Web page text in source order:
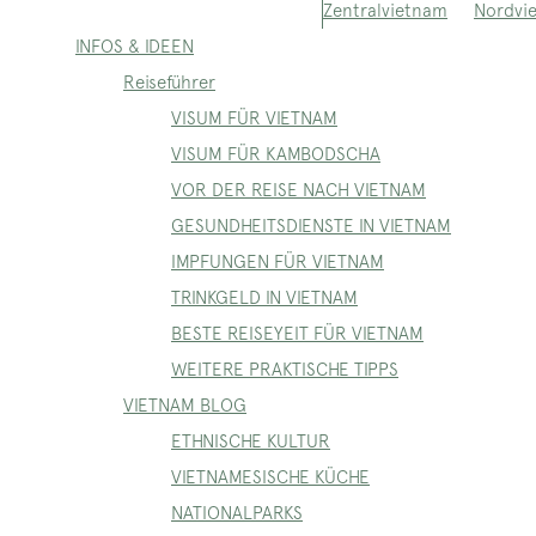
Zentralvietnam
INFOS & IDEEN
Reiseführer
VISUM FÜR VIETNAM
VISUM FÜR KAMBODSCHA
VOR DER REISE NACH VIETNAM
GESUNDHEITSDIENSTE IN VIETNAM
IMPFUNGEN FÜR VIETNAM
TRINKGELD IN VIETNAM
BESTE REISEYEIT FÜR VIETNAM
WEITERE PRAKTISCHE TIPPS
VIETNAM BLOG
ETHNISCHE KULTUR
VIETNAMESISCHE KÜCHE
NATIONALPARKS